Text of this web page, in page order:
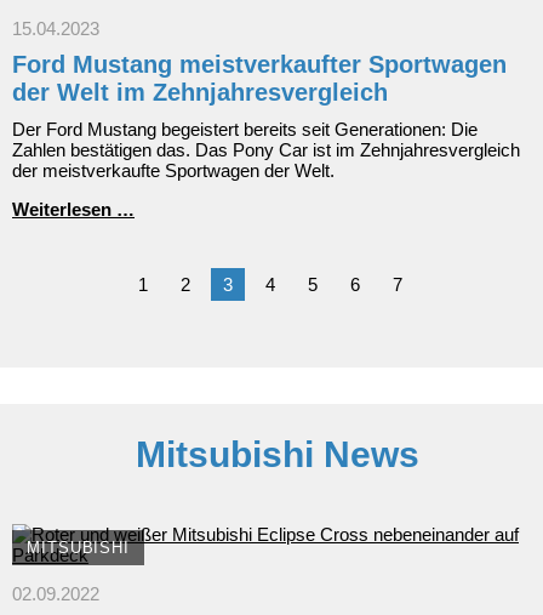
15.04.2023
Ford Mustang meistverkaufter Sportwagen
der Welt im Zehnjahresvergleich
Der Ford Mustang begeistert bereits seit Generationen: Die
Zahlen bestätigen das. Das Pony Car ist im Zehnjahresvergleich
der meistverkaufte Sportwagen der Welt.
Weiterlesen …
Sportwagen
der
1 2 3 4 5 6 7
Mitsubishi News
MITSUBISHI
02.09.2022